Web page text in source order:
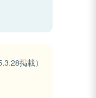
掲載）